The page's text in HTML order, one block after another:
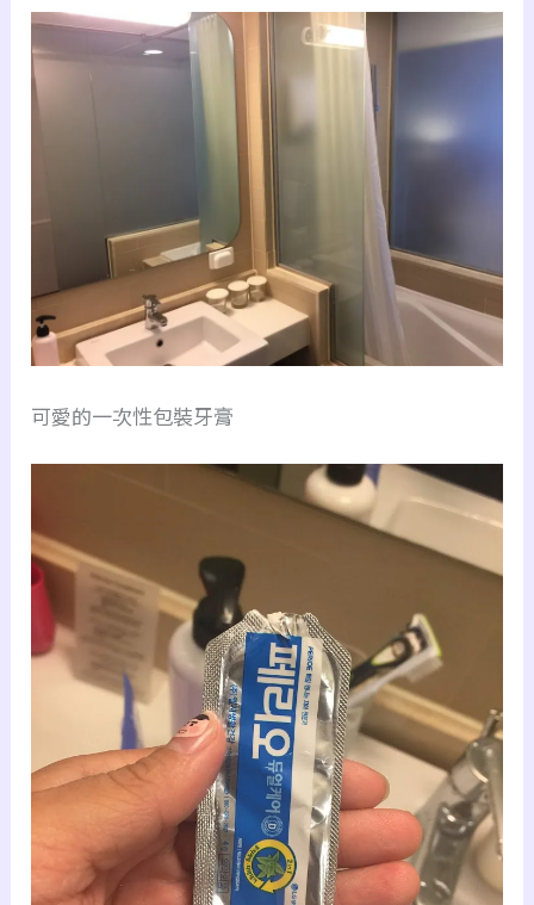
可愛的一次性包裝牙膏